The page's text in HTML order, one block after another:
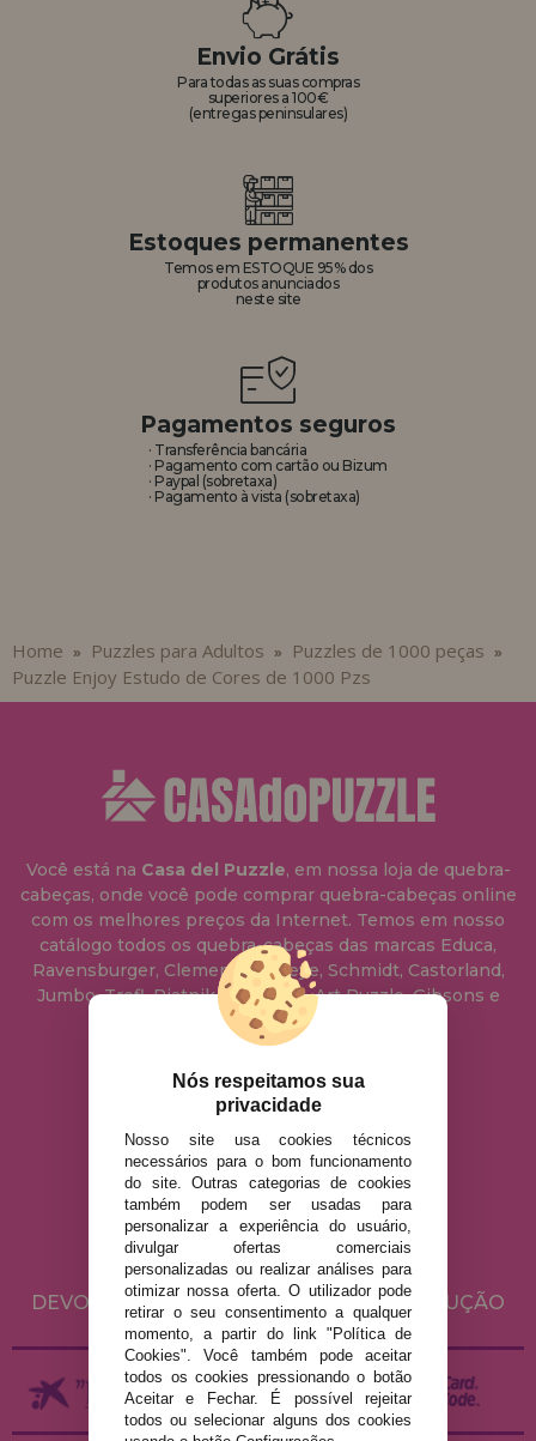
Envio Grátis
Para todas as suas compras
superiores a 100€
(entregas peninsulares)
Estoques permanentes
Temos em ESTOQUE 95% dos
produtos anunciados
neste site
Pagamentos seguros
· Transferência bancária
· Pagamento com cartão ou Bizum
· Paypal (sobretaxa)
· Pagamento à vista (sobretaxa)
Home » Puzzles para Adultos » Puzzles de 1000 peças »
Puzzle Enjoy Estudo de Cores de 1000 Pzs
Você está na Casa del Puzzle, em nossa loja de quebra-
cabeças, onde você pode comprar quebra-cabeças online
com os melhores preços da Internet. Temos em nosso
catálogo todos os quebra-cabeças das marcas Educa,
Ravensburger, Clementoni, Heye, Schmidt, Castorland,
Jumbo, Trefl, Piatnik, Anatolian, Art Puzzle, Gibsons e
muito mais.
info@casadopuzzle.pt
AVISO LEGAL
POLÍTICA DE PRIVACIDADE
POLÍTICA DE COOKIES
ENVIO E DEVOLUÇÕES
DEVOLUÇÕES / DIREITO DE LIVRE RESOLUÇÃO
Nós respeitamos sua
privacidade
Nosso site usa cookies técnicos
necessários para o bom funcionamento
do site. Outras categorias de cookies
também podem ser usadas para
personalizar a experiência do usuário,
divulgar ofertas comerciais
personalizadas ou realizar análises para
otimizar nossa oferta. O utilizador pode
retirar o seu consentimento a qualquer
momento, a partir do link "Política de
Cookies". Você também pode aceitar
todos os cookies pressionando o botão
Aceitar e Fechar. É possível rejeitar
todos ou selecionar alguns dos cookies